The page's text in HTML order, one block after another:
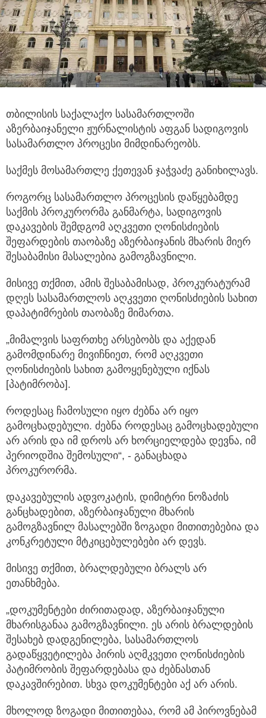
თბილისის საქალაქო სასამართლოში
აზერბაიჯანელი ჟურნალისტის აფგან სადიგოვის
სასამართლო პროცესი მიმდინარეობს.
საქმეს მოსამართლე ქეთევან ჯაჭვაძე განიხილავს.
როგორც სასამართლო პროცესის დაწყებამდე
საქმის პროკურორმა განმარტა, სადიგოვის
დაკავების შემდგომ აღკვეთი ღონისძიების
შეფარდების თაობაზე აზერბაიჯანის მხარის მიერ
შესაბამისი მასალებია გამოგზავნილი.
მისივე თქმით, ამის შესაბამისად, პროკურატურამ
დღეს სასამართლოს აღკვეთი ღონისძიების სახით
დაპატიმრების თაობაზე მიმართა.
„მიმალვის საფრთხე არსებობს და აქედან
გამომდინარე მივიჩნიეთ, რომ აღკვეთი
ღონისძიების სახით გამოყენებული იქნას
[პატიმრობა].
როდესაც ჩამოსული იყო ძებნა არ იყო
გამოცხადებული. ძებნა როდესაც გამოცხადებული
არ არის და იმ დროს არ ხორციელდება დევნა, იმ
პერიოდშია შემოსული“, - განაცხადა
პროკურორმა.
დაკავებულის ადვოკატის, დიმიტრი ნოზაძის
განცხადებით, აზერბაიჯანული მხარის
გამოგზავნილ მასალებში ზოგადი მითითებებია და
კონკრეტული მტკიცებულებები არ დევს.
მისივე თქმით, ბრალდებული ბრალს არ
ეთანხმება.
„დოკუმენტები ძირითადად, აზერბაიჯანული
მხარისგანაა გამოგზავნილი. ეს არის ბრალდების
შესახებ დადგენილება, სასამართლოს
გადაწყვეტილება პირის აღმკვეთი ღონისძიების
პატიმრობის შეფარდებასა და ძებნასთან
დაკავშირებით. სხვა დოკუმენტები აქ არ არის.
მხოლოდ ზოგადი მითითებაა, რომ ამ პიროვნებამ